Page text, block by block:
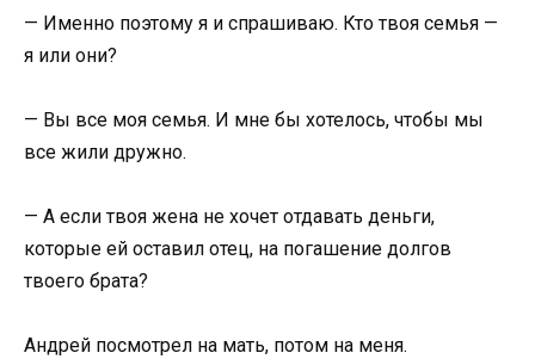
— Именно поэтому я и спрашиваю. Кто твоя семья —
я или они?
— Вы все моя семья. И мне бы хотелось, чтобы мы
все жили дружно.
— А если твоя жена не хочет отдавать деньги,
которые ей оставил отец, на погашение долгов
твоего брата?
Андрей посмотрел на мать, потом на меня.